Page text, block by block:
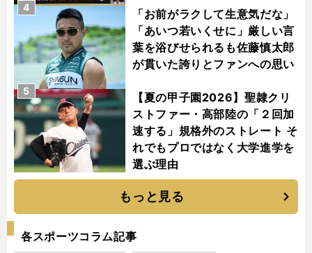
「お前がラクして生意気だな」
「あいつ若いくせに」厳しい言
葉を浴びせられるも佐藤慎太郎
が貫いた誇りとファンへの思い
4
【夏の甲子園2026】聖隷クリ
ストファー・高部陸の「２回加
速する」規格外のストレート そ
れでもプロではなく大学進学を
選ぶ理由
5
もっと見る
各スポーツコラム記事